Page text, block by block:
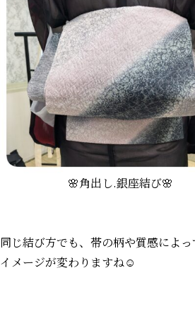
🌸角出し.銀座結び🌸
同じ結び方でも、帯の柄や質感によ
イメージが変わりますね☺️